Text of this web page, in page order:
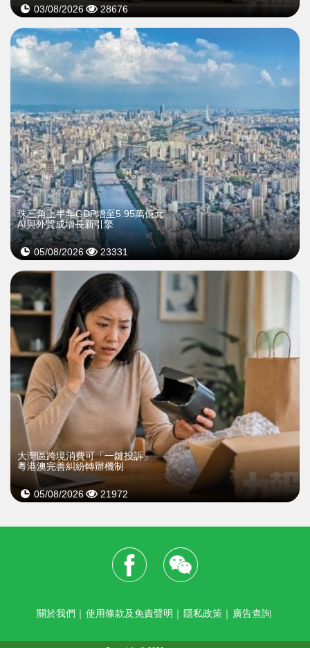
03/08/2026 28676
珠三角上半年GDP增至5.95萬億元
AI與外貿成增長新引擎
05/08/2026 23331
大灣區跨境消費可「一鍵投訴」
粵港澳完善糾紛轉辦機制
05/08/2026 21972
關於我們 ｜ 使用條款及免責聲明 ｜ 隱私政策 ｜ 廣告查詢